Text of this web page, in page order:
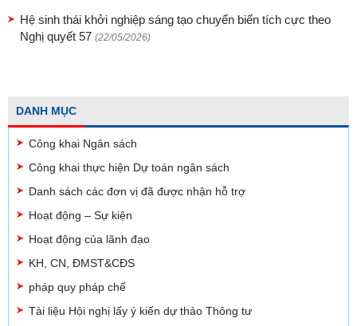
Hệ sinh thái khởi nghiệp sáng tạo chuyển biến tích cực theo
Nghị quyết 57 (22/05/2026)
DANH MỤC
Công khai Ngân sách
Công khai thực hiện Dự toán ngân sách
Danh sách các đơn vị đã được nhận hỗ trợ
Hoạt động – Sự kiện
Hoạt động của lãnh đạo
KH, CN, ĐMST&CĐS
pháp quy pháp chế
Tài liệu Hội nghị lấy ý kiến dự thảo Thông tư